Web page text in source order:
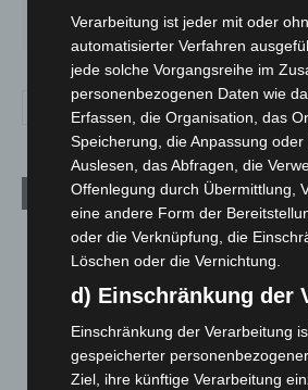
26° 34° 26°
Aktuelle Beiträge
Kunst trifft Weingenuss: Barbara-
Werke im Jacques’ Wein-Depot
A2: Zweite Turbobaustelle startet
und Bothfeld
8. August 2026
Verarbeitung ist jeder mit oder
automatisierter Verfahren
jede solche Vorgangsreihe im
personenbezogenen Daten wie
Erfassen, die Organisation, das
Speicherung, die Anpassung
Auslesen, das Abfragen, die
Offenlegung durch Übermittlung,
eine andere Form der
oder die Verknüpfung, die
Löschen oder die Vernichtung.
d) Einschränkung der
Einschränkung der Verarbeitung
gespeicherter
Ziel, ihre künftige Verarbeitung